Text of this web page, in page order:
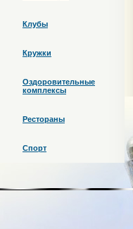
Клубы
Кружки
Оздоровительные
комплексы
Рестораны
Спорт